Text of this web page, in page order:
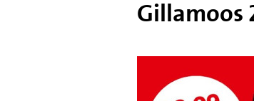
Gillamoos